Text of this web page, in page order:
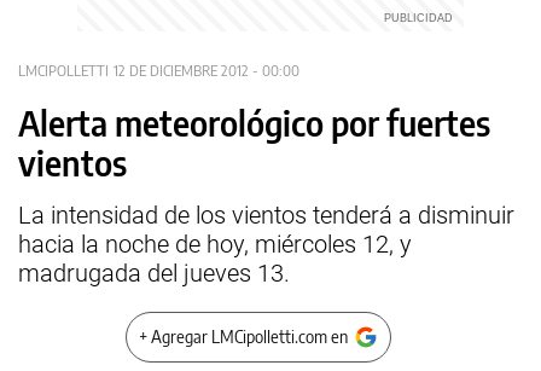
LMCIPOLLETTI 12 DE DICIEMBRE 2012 - 00:00
Alerta meteorológico por fuertes
vientos
La intensidad de los vientos tenderá a disminuir
hacia la noche de hoy, miércoles 12, y
madrugada del jueves 13.
+ Agregar LMCipolletti.com en